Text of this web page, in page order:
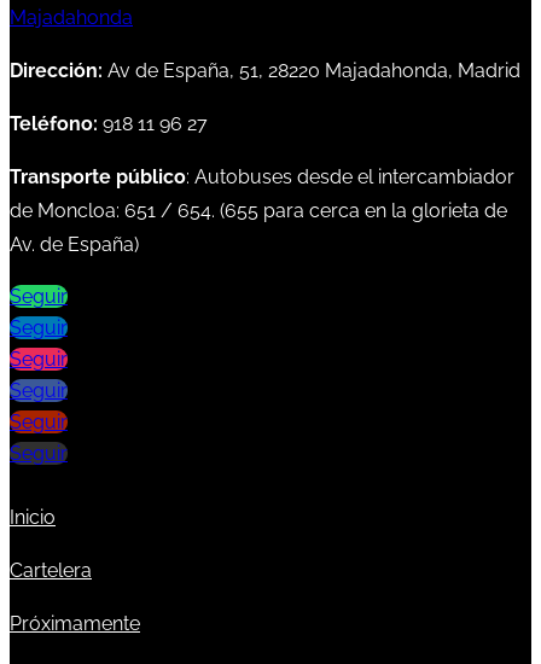
Dirección: Av de España, 51, 28220 Majadahonda, Madrid
Teléfono: 918 11 96 27
Transporte público: Autobuses desde el intercambiador
de Moncloa: 651 / 654. (655 para cerca en la glorieta de
Av. de España)
Seguir
Seguir
Seguir
Seguir
Seguir
Seguir
Inicio
Cartelera
Próximamente